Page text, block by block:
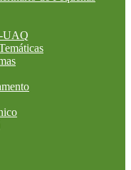
UAQ